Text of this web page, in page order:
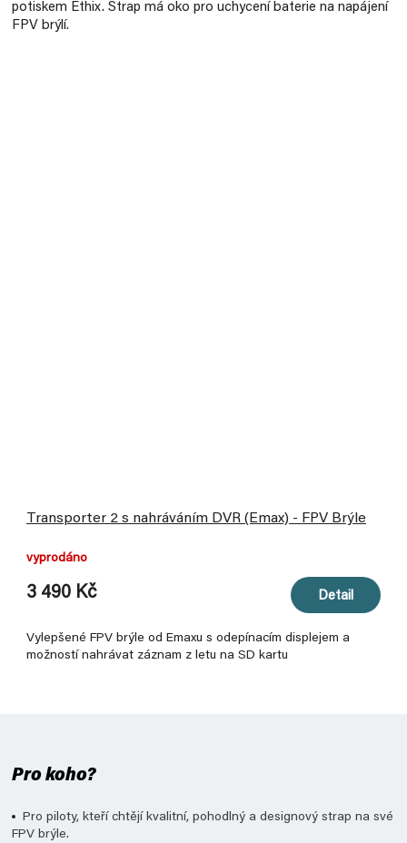
potiskem Ethix. Strap má oko pro uchycení baterie na napájení
FPV brýlí.
Transporter 2 s nahráváním DVR (Emax) - FPV Brýle
vyprodáno
3 490 Kč Detail
Vylepšené FPV brýle od Emaxu s odepínacím displejem a
možností nahrávat záznam z letu na SD kartu
Pro koho?
Pro piloty, kteří chtějí kvalitní, pohodlný a designový strap na své
FPV brýle.